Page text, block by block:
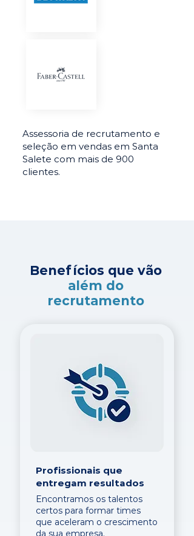
Assessoria de recrutamento e
seleção em vendas em Santa
Salete com mais de 900
clientes.
Benefícios que vão
além do
recrutamento
Profissionais que
entregam resultados
Encontramos os talentos
certos para formar times
que aceleram o crescimento
da sua empresa.